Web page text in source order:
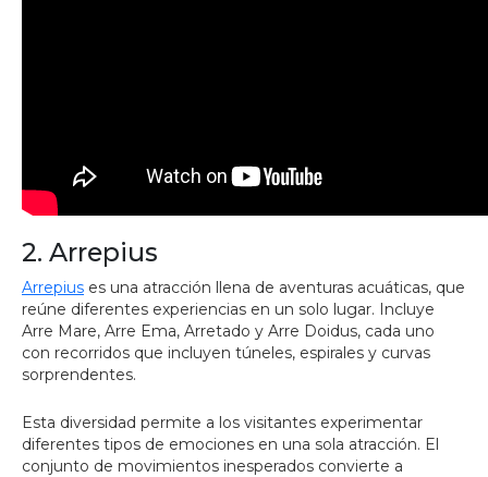
2. Arrepius
Arrepius es una atracción llena de aventuras acuáticas, que
reúne diferentes experiencias en un solo lugar. Incluye
Arre Mare, Arre Ema, Arretado y Arre Doidus, cada uno
con recorridos que incluyen túneles, espirales y curvas
sorprendentes.
Esta diversidad permite a los visitantes experimentar
diferentes tipos de emociones en una sola atracción. El
conjunto de movimientos inesperados convierte a